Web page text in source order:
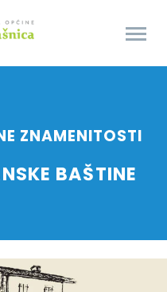
ZNAMENITOSTI
BAŠTINE